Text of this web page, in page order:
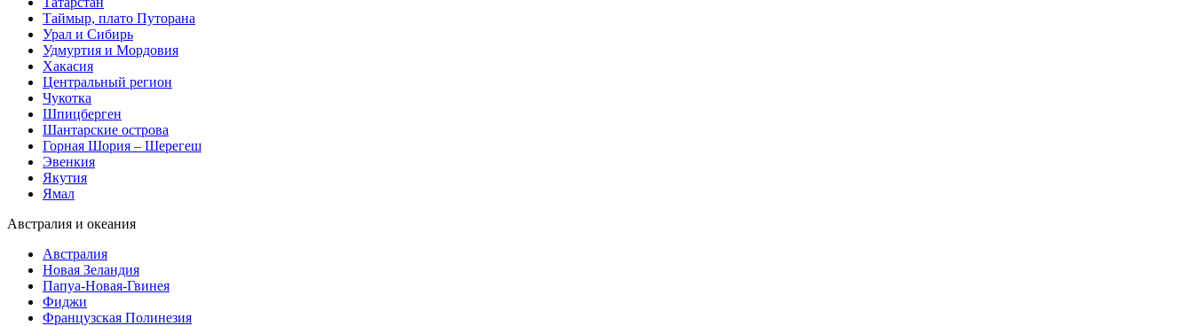
Таймыр, плато Путорана
Урал и Сибирь
Удмуртия и Мордовия
Хакасия
Центральный регион
Чукотка
Шпицберген
Шантарские острова
Горная Шория – Шерегеш
Эвенкия
Якутия
Ямал
Австралия и океания
Австралия
Новая Зеландия
Папуа-Новая-Гвинея
Фиджи
Французская Полинезия